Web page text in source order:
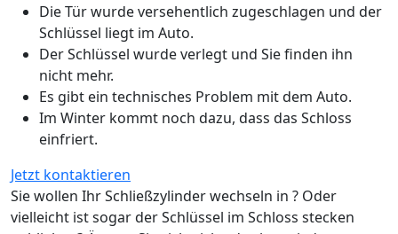
Die Tür wurde versehentlich zugeschlagen und der
Schlüssel liegt im Auto.
Der Schlüssel wurde verlegt und Sie finden ihn
nicht mehr.
Es gibt ein technisches Problem mit dem Auto.
Im Winter kommt noch dazu, dass das Schloss
einfriert.
Jetzt kontaktieren
Sie wollen Ihr Schließzylinder wechseln in ? Oder
vielleicht ist sogar der Schlüssel im Schloss stecken